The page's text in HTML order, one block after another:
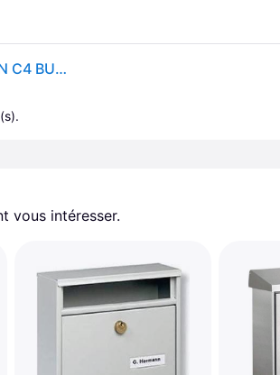
Briefkasten Amrum H.320mm, B.377mm T.115mm VA DIN C4 BURG-WÄCHTER
vous intéresser.